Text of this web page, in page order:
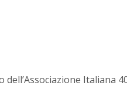
Italiana